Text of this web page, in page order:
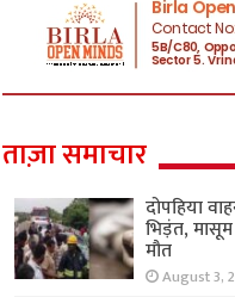
ताज़ा समाचार
दोपहिया
भिड़ंत,
मौत
August 3,